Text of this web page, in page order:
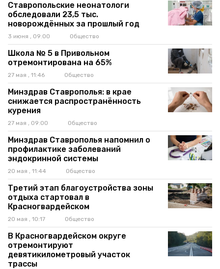
Ставропольские неонатологи
обследовали 23,5 тыс.
новорождённых за прошлый год
3 июня , 09:00 Общество
Школа № 5 в Привольном
отремонтирована на 65%
27 мая , 11:46 Общество
Минздрав Ставрополья: в крае
снижается распространённость
курения
27 мая , 09:00 Общество
Минздрав Ставрополья напомнил о
профилактике заболеваний
эндокринной системы
20 мая , 11:44 Общество
Третий этап благоустройства зоны
отдыха стартовал в
Красногвардейском
20 мая , 10:17 Общество
В Красногвардейском округе
отремонтируют
девятикилометровый участок
трассы